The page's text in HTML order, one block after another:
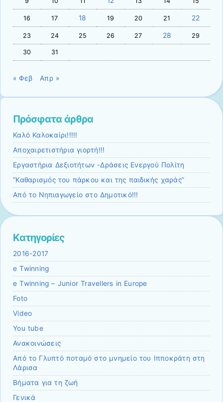
16 17 18 19 20 21 22
23 24 25 26 27 28 29
30 31
« Φεβ Απρ »
Πρόσφατα άρθρα
Καλό Καλοκαίρι!!!!!
Αποχαιρετιστήρια γιορτή!!!
Εργαστήρια Δεξιοτήτων -Δράσεις Ενεργού Πολίτη
“Καθαρισμός του πάρκου και της παιδικής χαράς”
Από το Νηπιαγωγείο στο Δημοτικό!!!
Kατηγορίες
2016-2017
e Twinning
e Twinning – Junior Travellers in Europe
Foto
Video
You tube
Ανακοινώσεις
Από το Γλυπτό ποταμό στο μνημείο του Ιπποκράτη στη
Λάρισα
Βήματα για τη ζωή
Γενικά